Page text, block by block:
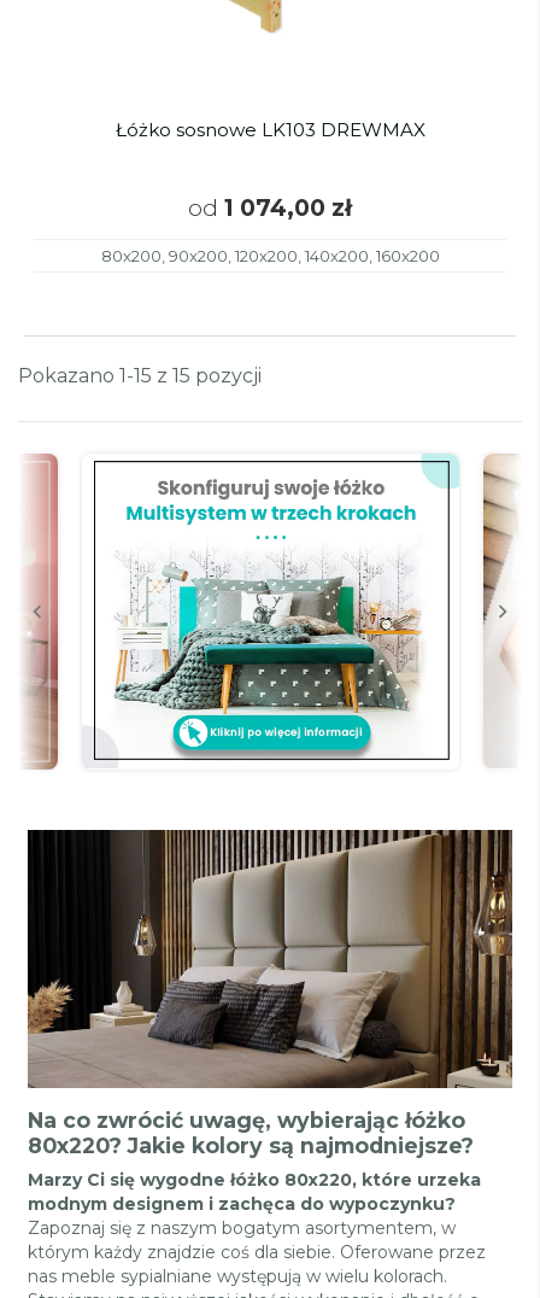
Łóżko sosnowe LK103 DREWMAX
od 1 074,00 zł
80x200, 90x200, 120x200, 140x200, 160x200
Pokazano 1-15 z 15 pozycji
Na co zwrócić uwagę, wybierając łóżko
80x220? Jakie kolory są najmodniejsze?
Marzy Ci się wygodne łóżko 80x220, które urzeka
modnym designem i zachęca do wypoczynku?
Zapoznaj się z naszym bogatym asortymentem, w
którym każdy znajdzie coś dla siebie. Oferowane przez
nas meble sypialniane występują w wielu kolorach.